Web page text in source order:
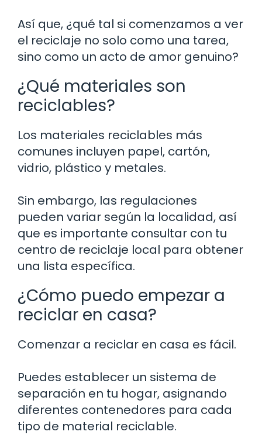
Así que, ¿qué tal si comenzamos a ver
el reciclaje no solo como una tarea,
sino como un acto de amor genuino?
¿Qué materiales son
reciclables?
Los materiales reciclables más
comunes incluyen papel, cartón,
vidrio, plástico y metales.
Sin embargo, las regulaciones
pueden variar según la localidad, así
que es importante consultar con tu
centro de reciclaje local para obtener
una lista específica.
¿Cómo puedo empezar a
reciclar en casa?
Comenzar a reciclar en casa es fácil.
Puedes establecer un sistema de
separación en tu hogar, asignando
diferentes contenedores para cada
tipo de material reciclable.